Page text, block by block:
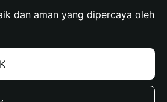
dan aman yang dipercaya oleh